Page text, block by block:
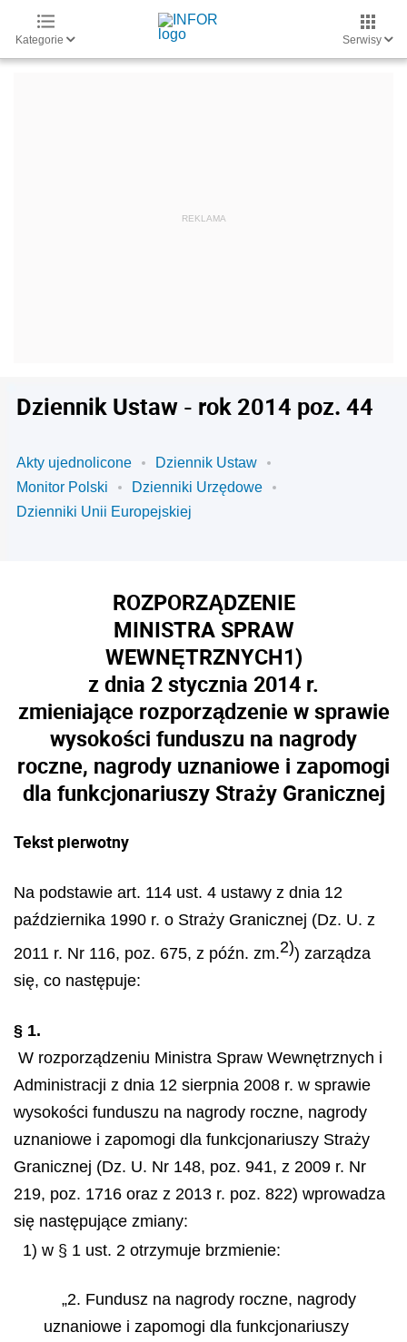
Kategorie Serwisy
Dziennik Ustaw - rok 2014 poz. 44
Akty ujednolicone
Dziennik Ustaw
Monitor Polski
Dzienniki Urzędowe
Dzienniki Unii Europejskiej
ROZPORZĄDZENIE
MINISTRA SPRAW
WEWNĘTRZNYCH1)
z dnia 2 stycznia 2014 r.
zmieniające rozporządzenie w sprawie
wysokości funduszu na nagrody
roczne, nagrody uznaniowe i zapomogi
dla funkcjonariuszy Straży Granicznej
Tekst pierwotny
Na podstawie art. 114 ust. 4 ustawy z dnia 12
października 1990 r. o Straży Granicznej (Dz. U. z
2011 r. Nr 116, poz. 675, z późn. zm.2)) zarządza
się, co następuje:
§ 1.
W rozporządzeniu Ministra Spraw Wewnętrznych i
Administracji z dnia 12 sierpnia 2008 r. w sprawie
wysokości funduszu na nagrody roczne, nagrody
uznaniowe i zapomogi dla funkcjonariuszy Straży
Granicznej (Dz. U. Nr 148, poz. 941, z 2009 r. Nr
219, poz. 1716 oraz z 2013 r. poz. 822) wprowadza
się następujące zmiany:
1) w § 1 ust. 2 otrzymuje brzmienie:
„2. Fundusz na nagrody roczne, nagrody
uznaniowe i zapomogi dla funkcjonariuszy